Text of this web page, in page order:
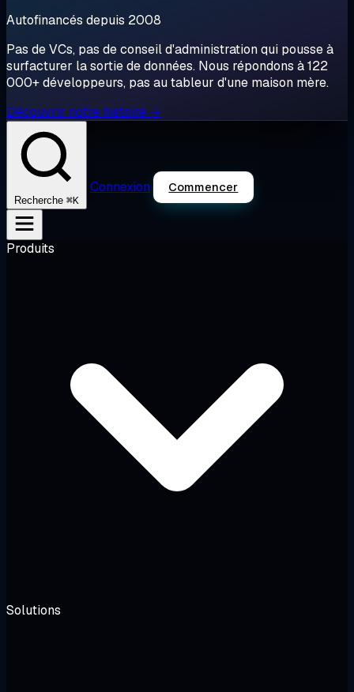
Autofinancés depuis 2008
Pas de VCs, pas de conseil d'administration qui pousse à
surfacturer la sortie de données. Nous répondons à 122
000+ développeurs, pas au tableur d'une maison mère.
Découvrir notre histoire →
Recherche ⌘K
Connexion Commencer
Produits
Solutions